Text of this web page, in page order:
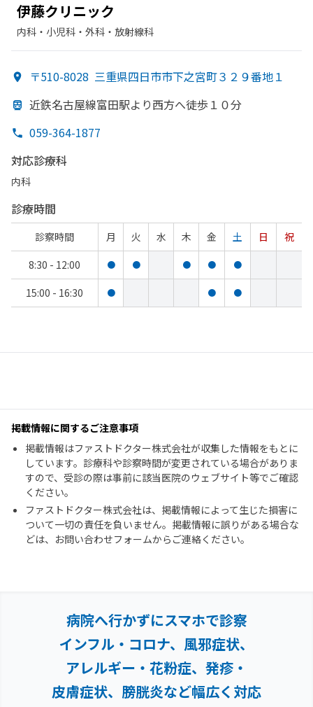
伊藤クリニック
内科・​小児科・​外科・​放射線科
〒510-8028 三重県四日市市下之宮町３２９番地１
近鉄名古屋線富田駅より西方へ徒歩１０分
059-364-1877
対応診療科
内科
診療時間
診察時間 月 火 水 木 金 土 日
祝
8:30 - 12:00
● ● ● ● ●
15:00 - 16:30 ● ● ●
掲載情報に関するご注意事項
掲載情報はファストドクター株式会社が収集した情報をもとに
しています。診療科や診察時間が変更されている場合がありま
すので、受診の際は事前に該当医院のウェブサイト等でご確認
ください。
ファストドクター株式会社は、掲載情報によって生じた損害に
ついて一切の責任を負いません。掲載情報に誤りがある場合な
どは、お問い合わせフォームからご連絡ください。
病院へ行かずにスマホで診察
インフル・コロナ、風邪症状、
アレルギー・花粉症、 発疹・
皮膚症状、膀胱炎など幅広く対応